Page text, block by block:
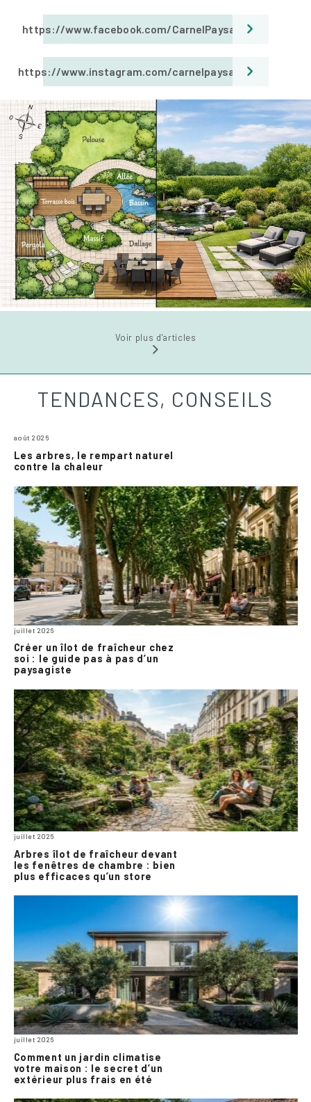
https://www.facebook.com/CarnelPaysages
https://www.instagram.com/carnelpaysages/
Voir plus d'articles
TENDANCES, CONSEILS
août 2026
Les arbres, le rempart naturel
contre la chaleur
juillet 2026
Créer un îlot de fraîcheur chez
soi : le guide pas à pas d’un
paysagiste
juillet 2026
Arbres îlot de fraîcheur devant
les fenêtres de chambre : bien
plus efficaces qu’un store
juillet 2026
Comment un jardin climatise
votre maison : le secret d’un
extérieur plus frais en été